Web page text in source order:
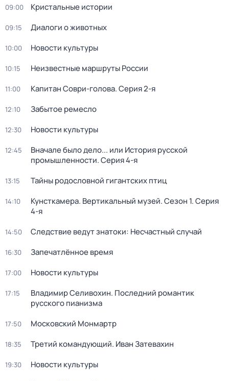
09:00 Кристальные истории
09:15 Диалоги о животных
10:00 Новости культуры
10:15 Неизвестные маршруты России
11:00 Капитан Соври-голова. Серия 2-я
12:10 Забытое ремесло
12:30 Новости культуры
12:45
Вначале было дело... или История русской
промышленности. Серия 4-я
13:15 Тайны родословной гигантских птиц
14:10 Кунсткамера. Вертикальный музей. Сезон 1. Серия
4-я
14:50 Следствие ведут знатоки: Несчастный случай
16:30 Запечатлённое время
17:00 Новости культуры
17:15
Владимир Селивохин. Последний романтик
русского пианизма
17:50 Московский Монмартр
18:35 Третий командующий. Иван Затевахин
19:30 Новости культуры